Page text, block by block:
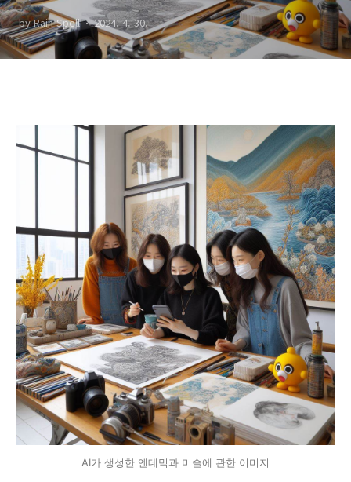
by Rain Spell 2024. 4. 30.
AI가 생성한 엔데믹과 미술에 관한 이미지